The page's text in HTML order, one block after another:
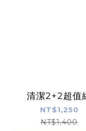
清潔2+2超值
NT$1,250
NT$1,400